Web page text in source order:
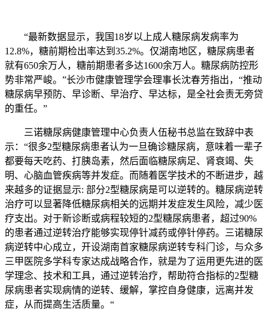
“最新数据显示，我国18岁以上成人糖尿病发病率为
12.8%，糖前期检出率达到35.2%。仅湖南地区，糖尿病患者
就有650余万人，糖前期患者多达1600余万人。糖尿病防控形
势非常严峻。”长沙市健康管理学会理事长沈春芳指出，“推动
糖尿病早预防、早诊断、早治疗、早达标，是全社会责无旁贷
的重任。”
三诺糖尿病健康管理中心负责人伍秘书总监在致辞中表
示：“很多2型糖尿病患者认为一旦确诊糖尿病，意味着一辈子
都要每天吃药、打胰岛素，然后面临糖尿病足、肾衰竭、失
明、心脑血管疾病等并发症。而随着医学技术的不断进步，越
来越多的证据显示: 部分2型糖尿病是可以逆转的。糖尿病逆转
治疗可以显著降低糖尿病相关的远期并发症发生风险，减少医
疗支出。对于新诊断或病程较短的2型糖尿病患者，超过90%
的患者通过逆转治疗能够实现停针减药或停针停药。三诺糖尿
病逆转中心成立，开设湖南首家糖尿病逆转专科门诊，与众多
三甲医院多学科专家达成战略合作，就是为了运用更先进的医
学理念、技术和工具，通过逆转治疗，帮助符合指标的2型糖
尿病患者实现病情的逆转、缓解，掌控自身健康，远离并发
症，从而提高生活质量。“